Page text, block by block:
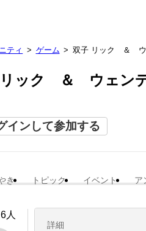
ティ ゲーム 双子 リック ＆ ウ
リック ＆ ウェン
インして参加する
き トピック イベント ア
詳細
6人